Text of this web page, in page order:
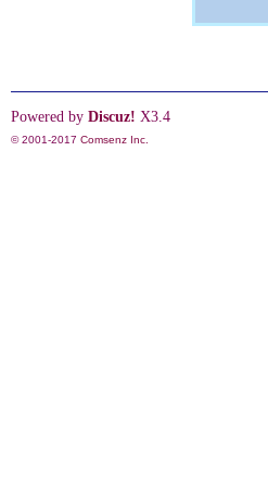
Powered by Discuz! X3.4
© 2001-2017 Comsenz Inc.